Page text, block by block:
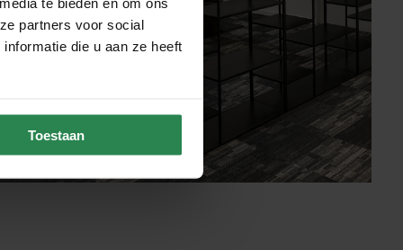
partners voor social
die u aan ze heeft
Toestaan